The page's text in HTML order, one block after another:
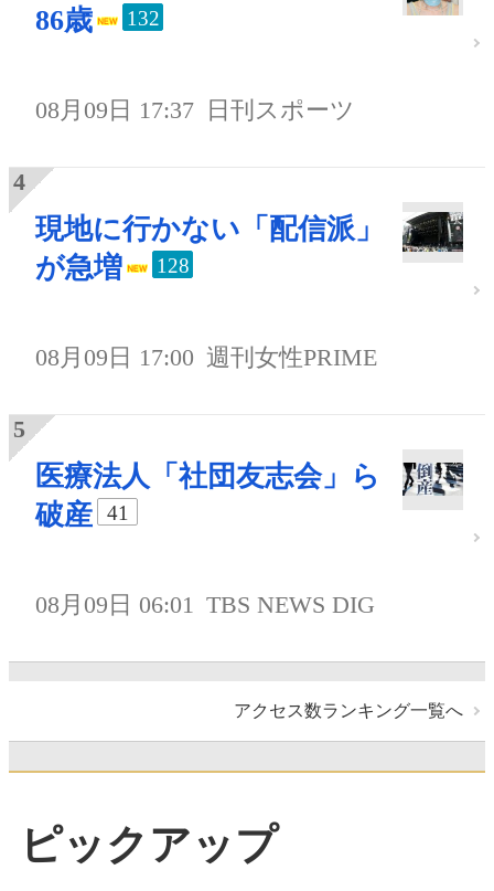
86歳
132
08月09日 17:37 日刊スポーツ
現地に行かない「配信派」
が急増
128
08月09日 17:00 週刊女性PRIME
医療法人「社団友志会」ら
破産
41
08月09日 06:01 TBS NEWS DIG
アクセス数ランキング一覧へ
ピックアップ